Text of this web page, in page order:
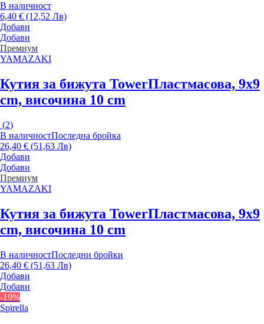
В наличност
6,40 € (12,52 Лв)
Добави
Добави
Премиум
YAMAZAKI
Кутия за бижута TowerПластмасова, 9x9
cm, височина 10 cm
(2)
В наличностПоследна бройка
26,40 € (51,63 Лв)
Добави
Добави
Премиум
YAMAZAKI
Кутия за бижута TowerПластмасова, 9x9
cm, височина 10 cm
В наличностПоследни бройки
26,40 € (51,63 Лв)
Добави
Добави
-19%
Spirella